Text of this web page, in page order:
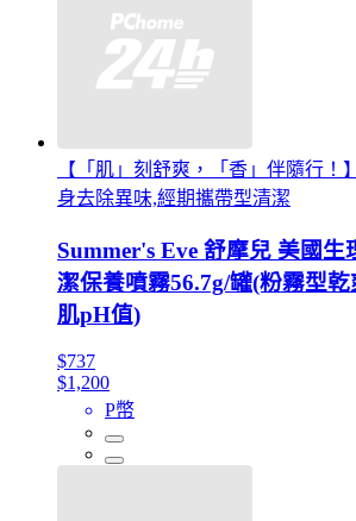
【「肌」刻舒爽，「香」伴隨行！
身去除異味,經期攜帶型清潔
Summer's Eve 舒摩兒 美國生
潔保養噴霧56.7g/罐(粉霧型
肌pH值)
$737
$1,200
P幣